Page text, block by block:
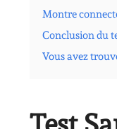
Montre
Conclusion du
Vous avez